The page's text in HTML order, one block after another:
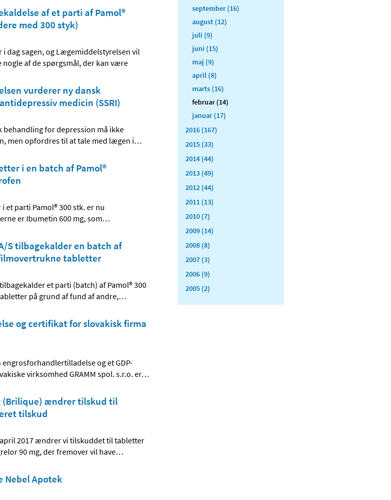
af et parti af Pamol®
med 300 styk)
dag sagen, og Lægemiddelstyrelsen vil
af de spørgsmål, der kan være
vurderer ny dansk
medicin (SSRI)
behandling for depression må ikke
men opfordres til at tale med lægen i…
i en batch af Pamol®
et parti Pamol® 300 stk. er nu
er Ibumetin 600 mg, som…
S tilbagekalder en batch af
tabletter
et parti (batch) af Pamol® 300
på grund af fund af andre,…
og certifikat for slovakisk firma
og et GDP-
virksomhed GRAMM spol. s.r.o. er…
(Brilique) ændrer tilskud til
tilskud
2017 ændrer vi tilskuddet til tabletter
90 mg, der fremover vil have…
Nebel Apotek
september (16)
august (12)
juli (9)
juni (15)
maj (9)
april (8)
marts (16)
februar (14)
januar (17)
2016 (167)
2015 (33)
2014 (44)
2013 (49)
2012 (44)
2011 (13)
2010 (7)
2009 (14)
2008 (8)
2007 (3)
2006 (9)
2005 (2)